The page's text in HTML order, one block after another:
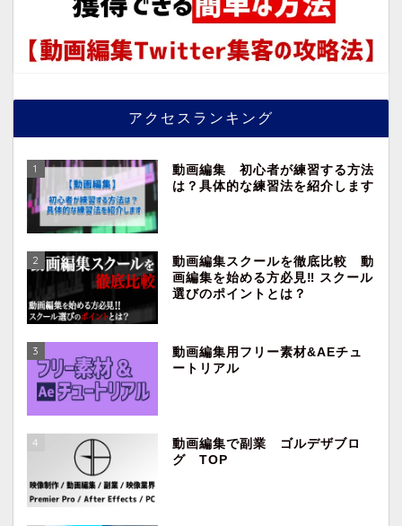
アクセスランキング
1
動画編集 初心者が練習する方法
は？具体的な練習法を紹介します
2
動画編集スクールを徹底比較 動
画編集を始める方必見‼︎ スクール
選びのポイントとは？
3
動画編集用フリー素材&AEチュ
ートリアル
4
動画編集で副業 ゴルデザブロ
グ TOP